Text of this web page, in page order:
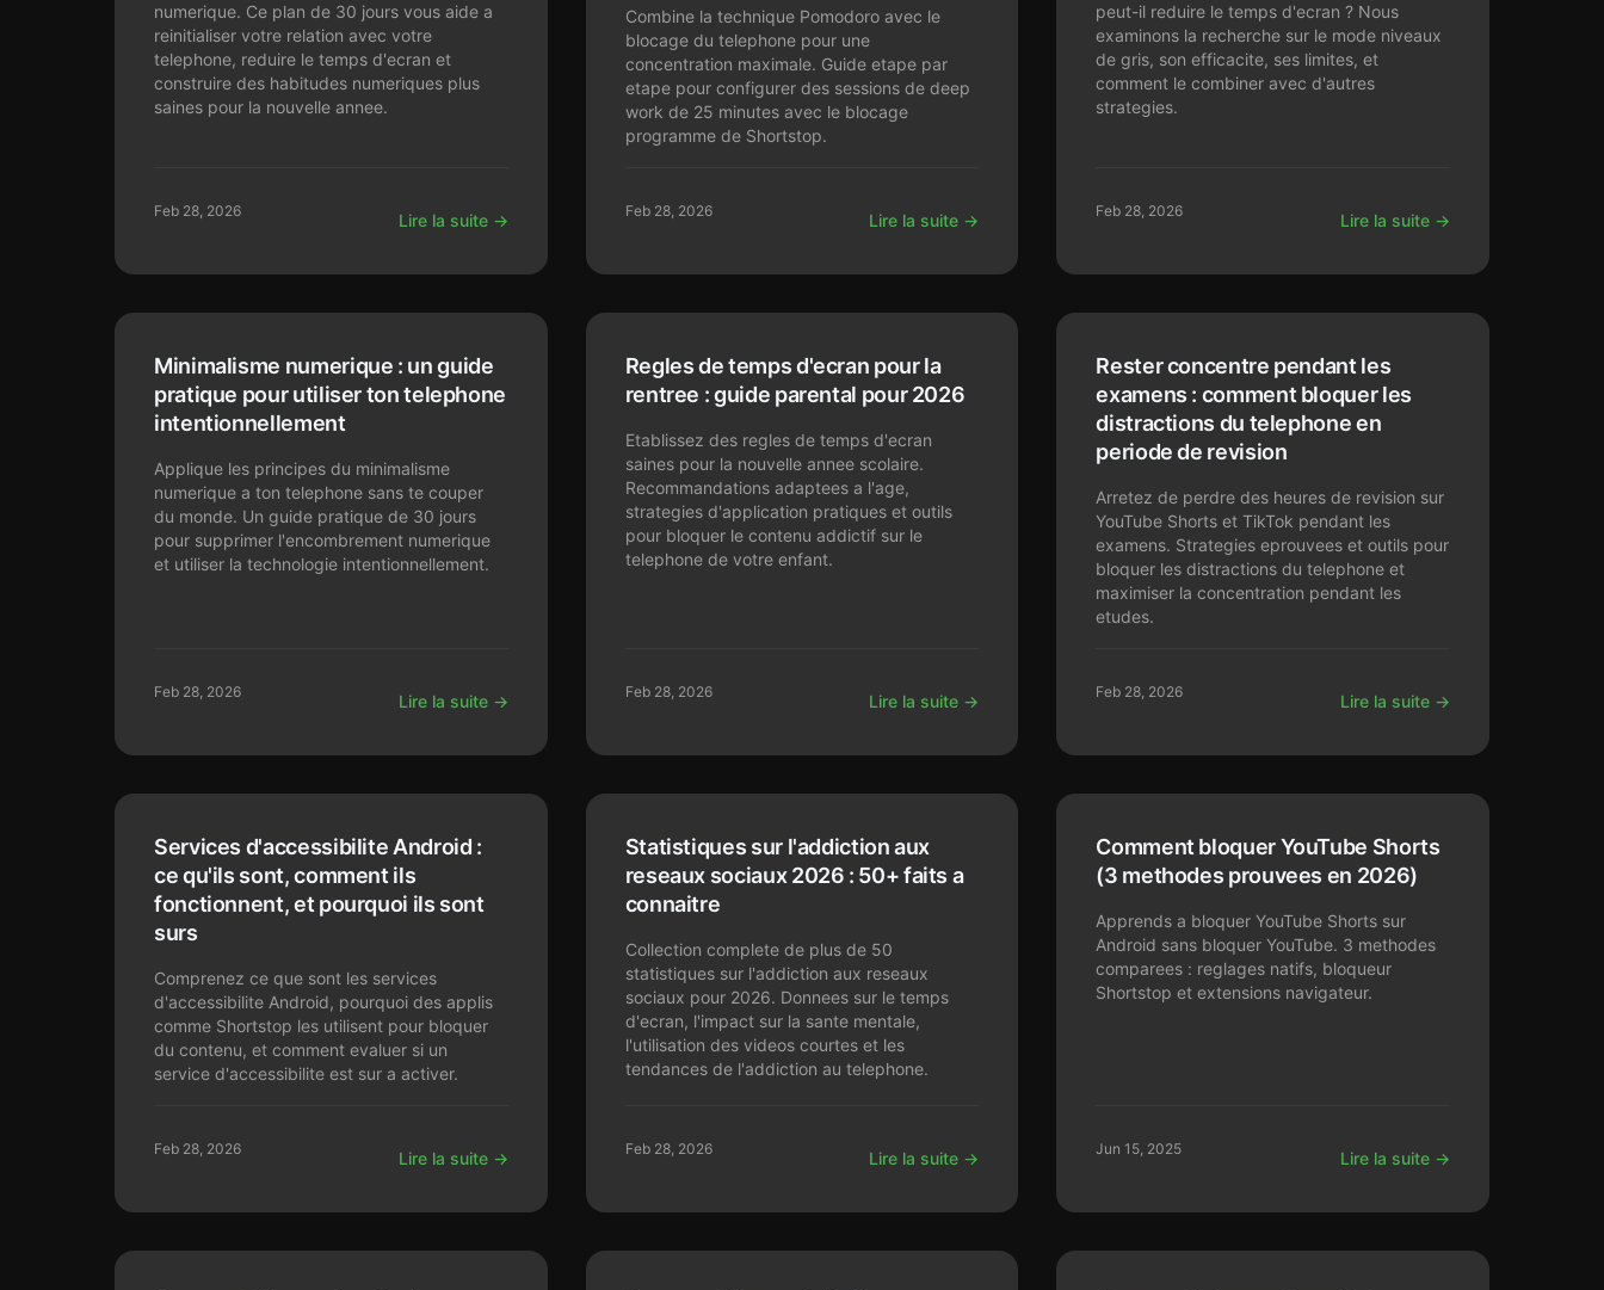
numerique. Ce plan de 30 jours vous aide a
reinitialiser votre relation avec votre
telephone, reduire le temps d'ecran et
construire des habitudes numeriques plus
saines pour la nouvelle annee.
Feb 28, 2026 Lire la suite →
Combine la technique Pomodoro avec le
blocage du telephone pour une
concentration maximale. Guide etape par
etape pour configurer des sessions de deep
work de 25 minutes avec le blocage
programme de Shortstop.
Feb 28, 2026 Lire la suite →
peut-il reduire le temps d'ecran ? Nous
examinons la recherche sur le mode niveaux
de gris, son efficacite, ses limites, et
comment le combiner avec d'autres
strategies.
Feb 28, 2026 Lire la suite →
Minimalisme numerique : un guide
pratique pour utiliser ton telephone
intentionnellement
Applique les principes du minimalisme
numerique a ton telephone sans te couper
du monde. Un guide pratique de 30 jours
pour supprimer l'encombrement numerique
et utiliser la technologie intentionnellement.
Feb 28, 2026 Lire la suite →
Regles de temps d'ecran pour la
rentree : guide parental pour 2026
Etablissez des regles de temps d'ecran
saines pour la nouvelle annee scolaire.
Recommandations adaptees a l'age,
strategies d'application pratiques et outils
pour bloquer le contenu addictif sur le
telephone de votre enfant.
Feb 28, 2026 Lire la suite →
Rester concentre pendant les
examens : comment bloquer les
distractions du telephone en
periode de revision
Arretez de perdre des heures de revision sur
YouTube Shorts et TikTok pendant les
examens. Strategies eprouvees et outils pour
bloquer les distractions du telephone et
maximiser la concentration pendant les
etudes.
Feb 28, 2026 Lire la suite →
Services d'accessibilite Android :
ce qu'ils sont, comment ils
fonctionnent, et pourquoi ils sont
surs
Comprenez ce que sont les services
d'accessibilite Android, pourquoi des applis
comme Shortstop les utilisent pour bloquer
du contenu, et comment evaluer si un
service d'accessibilite est sur a activer.
Feb 28, 2026 Lire la suite →
Statistiques sur l'addiction aux
reseaux sociaux 2026 : 50+ faits a
connaitre
Collection complete de plus de 50
statistiques sur l'addiction aux reseaux
sociaux pour 2026. Donnees sur le temps
d'ecran, l'impact sur la sante mentale,
l'utilisation des videos courtes et les
tendances de l'addiction au telephone.
Feb 28, 2026 Lire la suite →
Comment bloquer YouTube Shorts
(3 methodes prouvees en 2026)
Apprends a bloquer YouTube Shorts sur
Android sans bloquer YouTube. 3 methodes
comparees : reglages natifs, bloqueur
Shortstop et extensions navigateur.
Jun 15, 2025 Lire la suite →